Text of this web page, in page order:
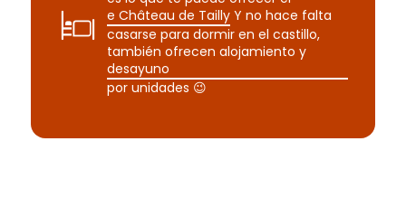
e Château de Tailly Y no hace falta
casarse para dormir en el castillo,
también ofrecen alojamiento y
desayuno
por unidades 😉